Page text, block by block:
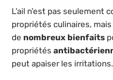
L’ail n’est pas seulement
propriétés culinaires,
de nombreux bienfaits
propriétés
peut apaiser les irritations.